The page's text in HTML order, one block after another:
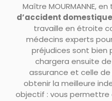
Maître MOURMANNE,
d’accident
travaille en étroite
médecins experts
préjudices sont bien
chargera ensuite
assurance et celle
obtenir la meilleure
objectif : vous